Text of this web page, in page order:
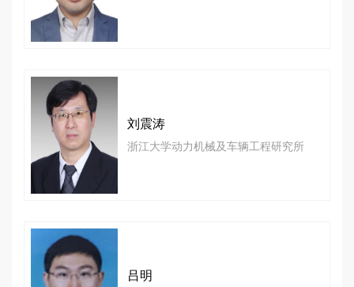
刘震涛
浙江大学动力机械及车辆工程研究所
吕明